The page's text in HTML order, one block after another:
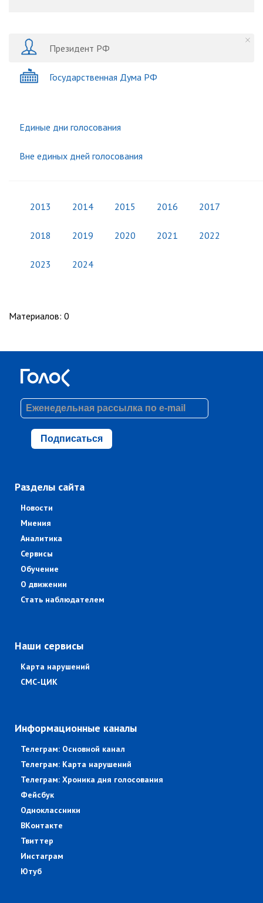
Президент РФ
Государственная Дума РФ
Единые дни голосования
Вне единых дней голосования
2013 2014 2015 2016 2017
2018 2019 2020 2021 2022
2023 2024
Материалов: 0
Подписаться
Разделы сайта
Новости
Мнения
Аналитика
Сервисы
Обучение
О движении
Стать наблюдателем
Наши сервисы
Карта нарушений
СМС-ЦИК
Информационные каналы
Телеграм: Основной канал
Телеграм: Карта нарушений
Телеграм: Хроника дня голосования
Фейсбук
Одноклассники
ВКонтакте
Твиттер
Инстаграм
Ютуб